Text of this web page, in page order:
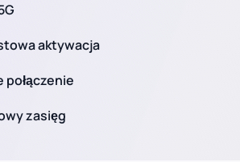
aktywacja
połączenie
zasięg